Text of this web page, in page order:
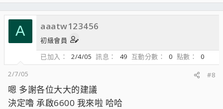
A aaatw123456
初級會員
已加入
2/4/05 訊息 49 互動分數 0 點數
0
2/7/05
#8
嗯 多謝各位大大的建議
決定嚕 承啟6600 我來啦 哈哈